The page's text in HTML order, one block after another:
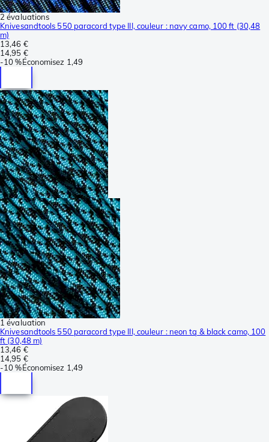
2 évaluations
Knivesandtools 550 paracord type III, couleur : navy camo, 100 ft (30,48
m)
13,46 €
14,95 €
-10 %Économisez 1,49
1 évaluation
Knivesandtools 550 paracord type III, couleur : neon tq & black camo, 100
ft (30,48 m)
13,46 €
14,95 €
-10 %Économisez 1,49